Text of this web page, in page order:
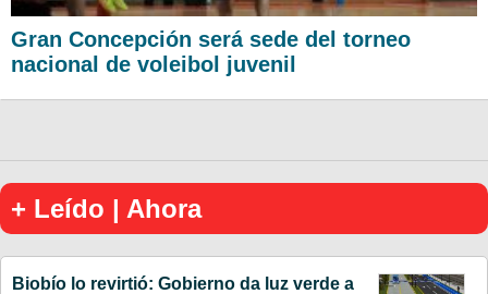
Gran Concepción será sede del torneo
nacional de voleibol juvenil
+ Leído | Ahora
Biobío lo revirtió: Gobierno da luz verde a